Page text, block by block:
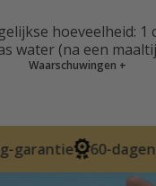
hoeveelheid: 1
water (na een
Waarschuwingen +
60-dagen Geld-